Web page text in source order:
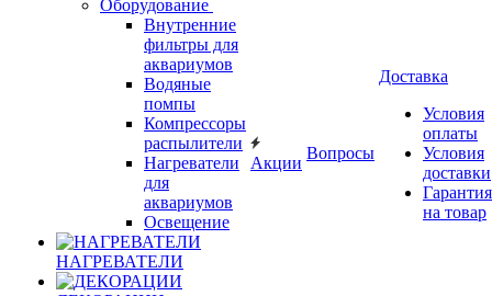
Оборудование
Внутренние
фильтры для
аквариумов
Водяные
помпы
Компрессоры
распылители
Нагреватели
для
аквариумов
Освещение
НАГРЕВАТЕЛИ
Акции
Вопросы
Доставка
Условия
оплаты
Условия
доставки
Гарантия
на товар